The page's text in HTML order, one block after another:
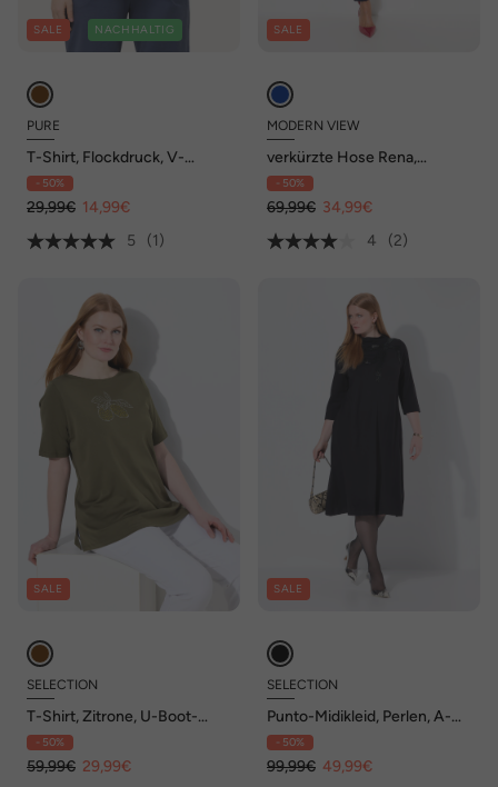
SALE NACHHALTIG
PURE
T-Shirt, Flockdruck, V-
Ausschnitt, Halbarm,
Biobaumwolle
- 50%
29,99€ 14,99€
5
(1)
SALE
MODERN VIEW
verkürzte Hose Rena,
schmales Bein, Bügelfalte
- 50%
69,99€ 34,99€
4
(2)
SALE
SELECTION
T-Shirt, Zitrone, U-Boot-
Ausschnitt, Halbarm, Pima
Cotton
- 50%
59,99€ 29,99€
SALE
SELECTION
Punto-Midikleid, Perlen, A-
Linie, Stehkragen, 3/4-Arm
- 50%
99,99€ 49,99€